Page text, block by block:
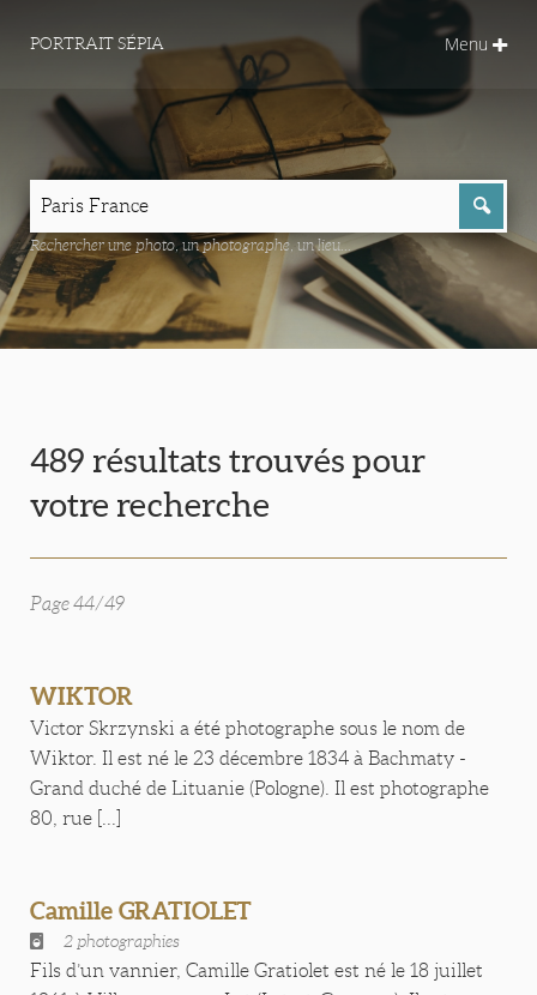
PORTRAIT SÉPIA Menu
Rechercher une photo, un photographe, un lieu...
489 résultats trouvés pour
votre recherche
Page 44/49
WIKTOR
Victor Skrzynski a été photographe sous le nom de
Wiktor. Il est né le 23 décembre 1834 à Bachmaty -
Grand duché de Lituanie (Pologne). Il est photographe
80, rue [...]
Camille GRATIOLET
2 photographies
Fils d’un vannier, Camille Gratiolet est né le 18 juillet